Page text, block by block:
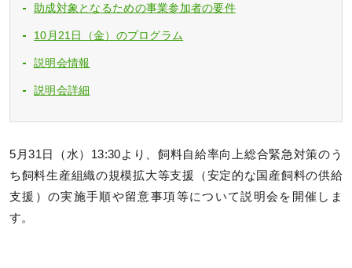
助成対象となるための事業参加者の要件
10月21日（金）のプログラム
説明会情報
説明会詳細
5月31日（水）13:30より、飼料自給率向上総合緊急対策のう
ち飼料生産組織の規模拡大等支援（安定的な国産飼料の供給
支援）の実施手順や留意事項等について説明会を開催しま
す。